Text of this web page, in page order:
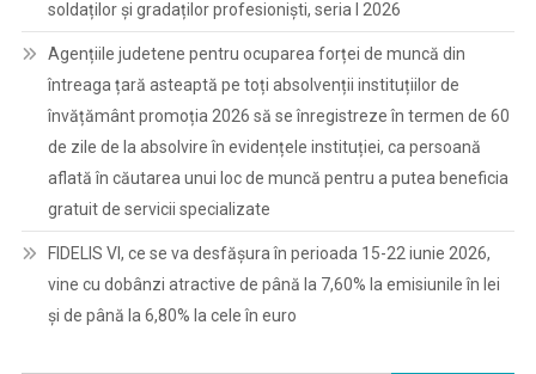
soldaților și gradaților profesioniști, seria I 2026
Agențiile judetene pentru ocuparea forței de muncă din
întreaga țară asteaptă pe toți absolvenții instituțiilor de
învățământ promoția 2026 să se înregistreze în termen de 60
de zile de la absolvire în evidențele instituției, ca persoană
aflată în căutarea unui loc de muncă pentru a putea beneficia
gratuit de servicii specializate
FIDELIS VI, ce se va desfășura în perioada 15-22 iunie 2026,
vine cu dobânzi atractive de până la 7,60% la emisiunile în lei
și de până la 6,80% la cele în euro